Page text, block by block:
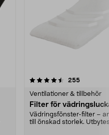
255
Ventilationer & tillbehör
Filter för
Vädringsfönster-filter –
till önskad storlek.
4.5 av 5 stjärnor